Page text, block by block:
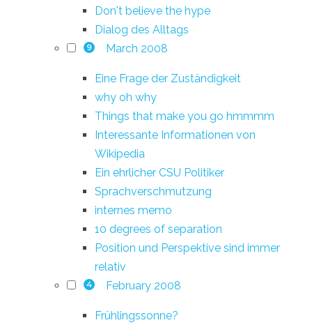
Don't believe the hype
Dialog des Alltags
9 March 2008
Eine Frage der Zuständigkeit
why oh why
Things that make you go hmmmm
Interessante Informationen von
Wikipedia
Ein ehrlicher CSU Politiker
Sprachverschmutzung
internes memo
10 degrees of separation
Position und Perspektive sind immer
relativ
4 February 2008
Frühlingssonne?